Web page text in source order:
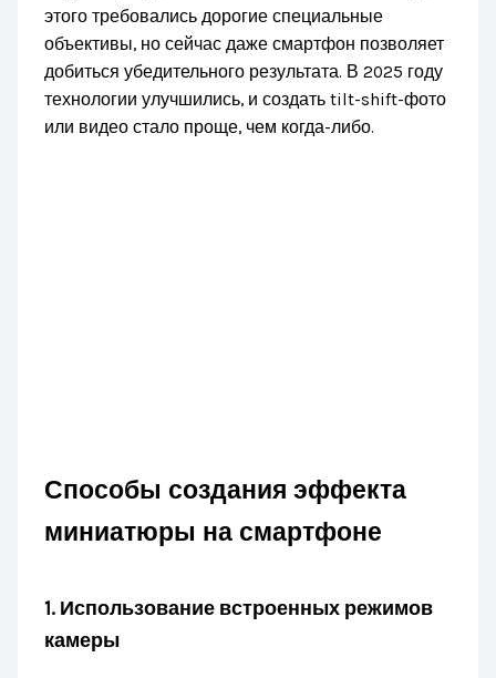
этого требовались дорогие специальные
объективы, но сейчас даже смартфон позволяет
добиться убедительного результата. В 2025 году
технологии улучшились, и создать tilt-shift-фото
или видео стало проще, чем когда-либо.
Способы создания эффекта
миниатюры на смартфоне
1. Использование встроенных режимов
камеры